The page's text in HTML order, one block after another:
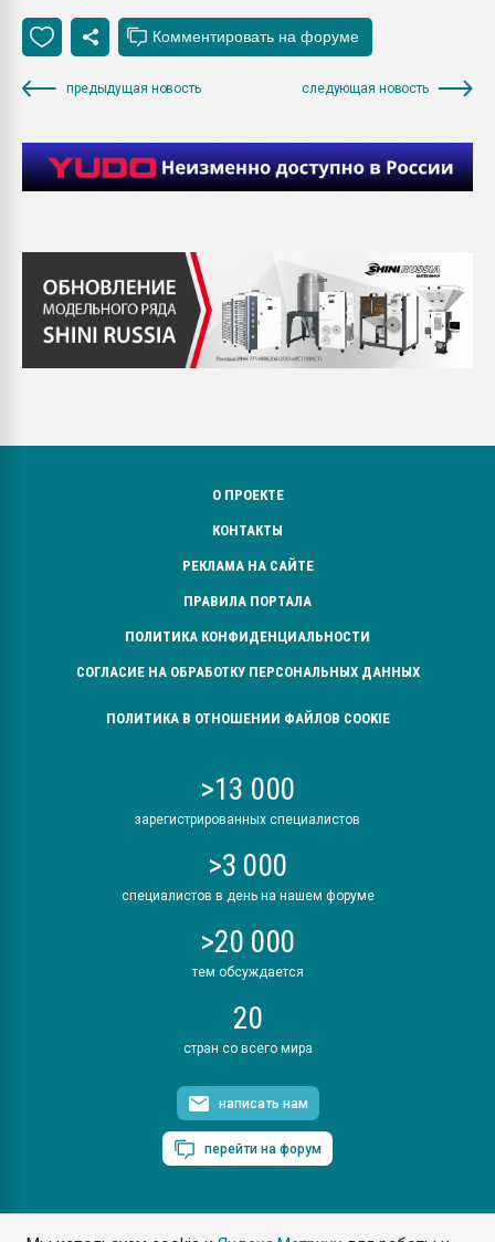
предыдущая новость следующая новость
О ПРОЕКТЕ
КОНТАКТЫ
РЕКЛАМА НА САЙТЕ
ПРАВИЛА ПОРТАЛА
ПОЛИТИКА КОНФИДЕНЦИАЛЬНОСТИ
СОГЛАСИЕ НА ОБРАБОТКУ ПЕРСОНАЛЬНЫХ ДАННЫХ
ПОЛИТИКА В ОТНОШЕНИИ ФАЙЛОВ COOKIE
>13 000
зарегистрированных специалистов
>3 000
специалистов в день на нашем форуме
>20 000
тем обсуждается
20
стран со всего мира
написать нам
перейти на форум